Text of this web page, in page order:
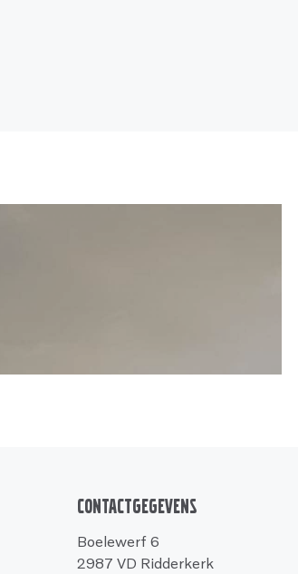
Contactgegevens
Boelewerf 6
2987 VD Ridderkerk